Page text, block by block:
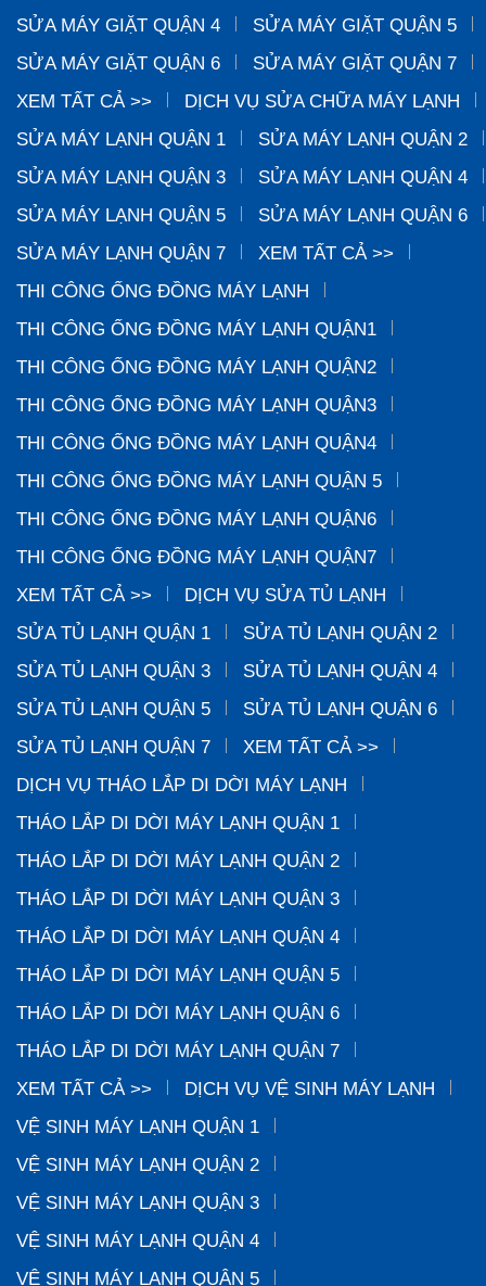
SỬA MÁY GIẶT QUẬN 4
SỬA MÁY GIẶT QUẬN 5
SỬA MÁY GIẶT QUẬN 6
SỬA MÁY GIẶT QUẬN 7
XEM TẤT CẢ >>
DỊCH VỤ SỬA CHỮA MÁY LẠNH
SỬA MÁY LẠNH QUẬN 1
SỬA MÁY LẠNH QUẬN 2
SỬA MÁY LẠNH QUẬN 3
SỬA MÁY LẠNH QUẬN 4
SỬA MÁY LẠNH QUẬN 5
SỬA MÁY LẠNH QUẬN 6
SỬA MÁY LẠNH QUẬN 7
XEM TẤT CẢ >>
THI CÔNG ỐNG ĐỒNG MÁY LẠNH
THI CÔNG ỐNG ĐỒNG MÁY LẠNH QUẬN1
THI CÔNG ỐNG ĐỒNG MÁY LẠNH QUẬN2
THI CÔNG ỐNG ĐỒNG MÁY LẠNH QUẬN3
THI CÔNG ỐNG ĐỒNG MÁY LẠNH QUẬN4
THI CÔNG ỐNG ĐỒNG MÁY LẠNH QUẬN 5
THI CÔNG ỐNG ĐỒNG MÁY LẠNH QUẬN6
THI CÔNG ỐNG ĐỒNG MÁY LẠNH QUẬN7
XEM TẤT CẢ >>
DỊCH VỤ SỬA TỦ LẠNH
SỬA TỦ LẠNH QUẬN 1
SỬA TỦ LẠNH QUẬN 2
SỬA TỦ LẠNH QUẬN 3
SỬA TỦ LẠNH QUẬN 4
SỬA TỦ LẠNH QUẬN 5
SỬA TỦ LẠNH QUẬN 6
SỬA TỦ LẠNH QUẬN 7
XEM TẤT CẢ >>
DỊCH VỤ THÁO LẮP DI DỜI MÁY LẠNH
THÁO LẮP DI DỜI MÁY LẠNH QUẬN 1
THÁO LẮP DI DỜI MÁY LẠNH QUẬN 2
THÁO LẮP DI DỜI MÁY LẠNH QUẬN 3
THÁO LẮP DI DỜI MÁY LẠNH QUẬN 4
THÁO LẮP DI DỜI MÁY LẠNH QUẬN 5
THÁO LẮP DI DỜI MÁY LẠNH QUẬN 6
THÁO LẮP DI DỜI MÁY LẠNH QUẬN 7
XEM TẤT CẢ >>
DỊCH VỤ VỆ SINH MÁY LẠNH
VỆ SINH MÁY LẠNH QUẬN 1
VỆ SINH MÁY LẠNH QUẬN 2
VỆ SINH MÁY LẠNH QUẬN 3
VỆ SINH MÁY LẠNH QUẬN 4
VỆ SINH MÁY LẠNH QUẬN 5